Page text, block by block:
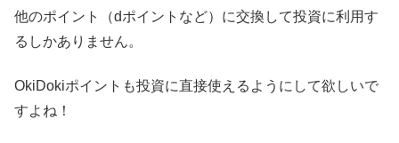
他のポイント（dポイントなど）に交換して投資に利用す
るしかありません。
OkiDokiポイントも投資に直接使えるようにして欲しいで
すよね！